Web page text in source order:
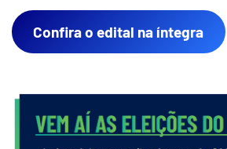
Confira o edital na íntegra